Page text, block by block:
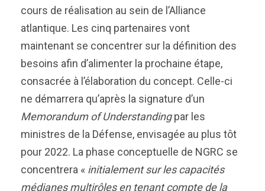
cours de réalisation au sein de l’Alliance
atlantique. Les cinq partenaires vont
maintenant se concentrer sur la définition des
besoins afin d’alimenter la prochaine étape,
consacrée à l’élaboration du concept. Celle-ci
ne démarrera qu’après la signature d’un
Memorandum of Understandingpar les
ministres de la Défense, envisagée au plus tôt
pour 2022. La phase conceptuelle de NGRC se
concentrera « initialement sur les capacités
médianes multirôles en tenant compte de la